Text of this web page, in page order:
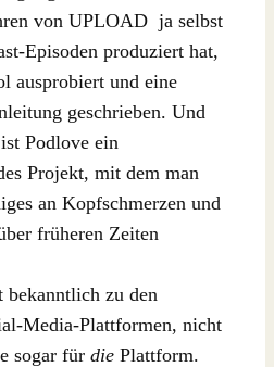
von UPLOAD ja selbst
Episoden produziert hat,
ausprobiert und eine
geschrieben. Und
Podlove ein
Projekt, mit dem man
an Kopfschmerzen und
früheren Zeiten
bekanntlich zu den
Media-Plattformen, nicht
sogar für die Plattform.